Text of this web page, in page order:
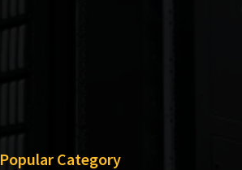
Popular Category